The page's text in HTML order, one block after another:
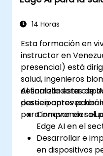
14 Horas
Esta formación en
instructor en
presencial) está
salud, ingenieros
desarrolladores de
deseen aprovechar
para innovar en
Al finalizar esta
participantes
Comprender el
Edge AI en el
Desarrollar e
en dispositivos